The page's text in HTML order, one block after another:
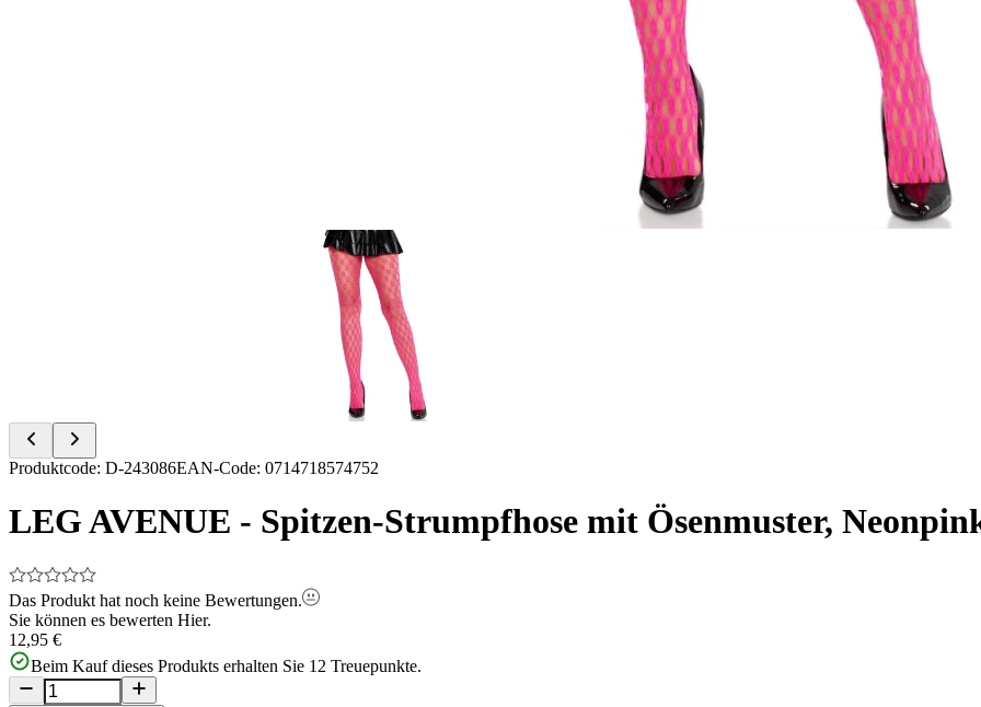
Item
of
Produktcode: D-243086EAN-Code: 0714718574752
LEG AVENUE - Spitzen-Strumpfhose mit Ösenmuster,
Das Produkt hat noch keine Bewertungen.
Sie können es bewerten Hier.
12,95 €
Beim Kauf dieses Produkts erhalten Sie 12 Treuepunkte.